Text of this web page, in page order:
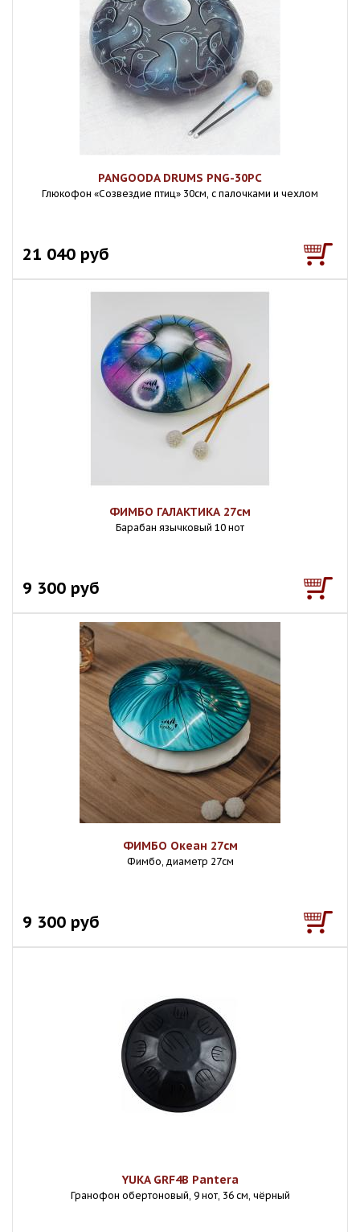
PANGOODA DRUMS PNG-30PC
Глюкофон «Созвездие птиц» 30см, с палочками и чехлом
21 040 руб
ФИМБО ГАЛАКТИКА 27см
Барабан язычковый 10 нот
9 300 руб
ФИМБО Океан 27см
Фимбо, диаметр 27см
9 300 руб
YUKA GRF4B Pantera
Гранофон обертоновый, 9 нот, 36 см, чёрный